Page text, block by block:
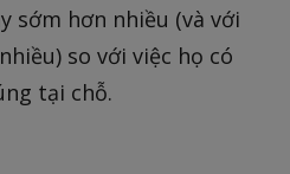
sớm hơn nhiều (và với
so với việc họ có
tại chỗ.